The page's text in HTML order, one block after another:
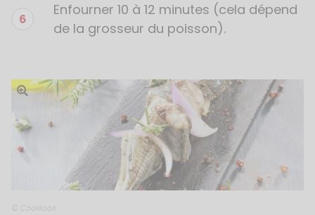
Enfourner 10 à 12 minutes (cela dépend
de la grosseur du poisson).
Ouvrir l'image
© Cooklook